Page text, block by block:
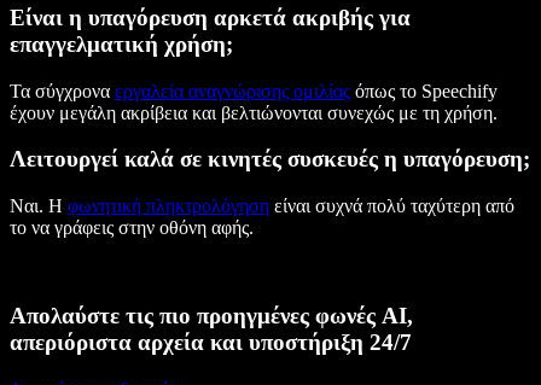
Είναι η υπαγόρευση αρκετά ακριβής για
επαγγελματική χρήση;
Τα σύγχρονα εργαλεία αναγνώρισης ομιλίας όπως το Speechify
έχουν μεγάλη ακρίβεια και βελτιώνονται συνεχώς με τη χρήση.
Λειτουργεί καλά σε κινητές συσκευές η υπαγόρευση;
Ναι. Η φωνητική πληκτρολόγηση είναι συχνά πολύ ταχύτερη από
το να γράφεις στην οθόνη αφής.
Απολαύστε τις πιο προηγμένες φωνές AI,
απεριόριστα αρχεία και υποστήριξη 24/7